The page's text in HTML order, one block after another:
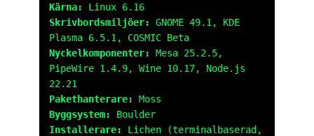
Kärna:
Linux 6.16
Skrivbordsmiljöer:
GNOME 49.1, KDE
Plasma 6.5.1, COSMIC Beta
Nyckelkomponenter:
Mesa 25.2.5,
PipeWire 1.4.9, Wine 10.17, Node.js
22.21
Pakethanterare:
Moss
Byggsystem:
Boulder
Installerare:
Lichen (terminalbaserad,